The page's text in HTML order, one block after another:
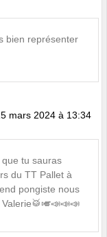
bien représenter
mars 2024 à 13:34
tu sauras
du TT Pallet à
pongiste nous